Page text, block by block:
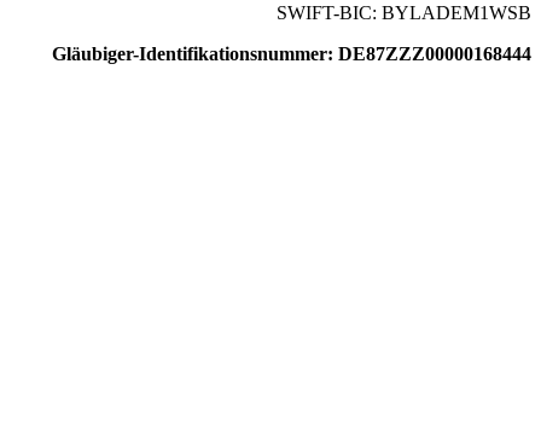
SWIFT-BIC: BYLADEM1WSB
Gläubiger-Identifikationsnummer: DE87ZZZ00000168444